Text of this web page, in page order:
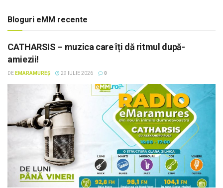
Bloguri eMM recente
CATHARSIS – muzica care îți dă ritmul după-
amiezii!
DE EMARAMUREȘ 29 IULIE 2026 0